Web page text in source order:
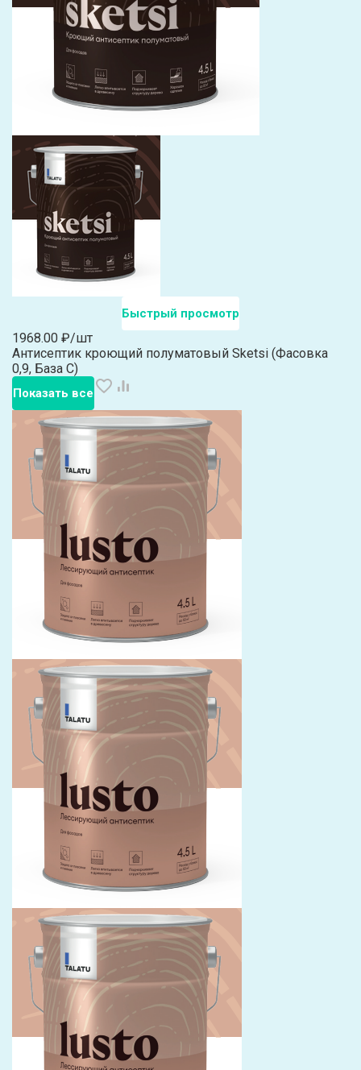
Быстрый просмотр
1968.00 ₽/шт
Антисептик кроющий полуматовый Sketsi (Фасовка
0,9, База C)
Показать все